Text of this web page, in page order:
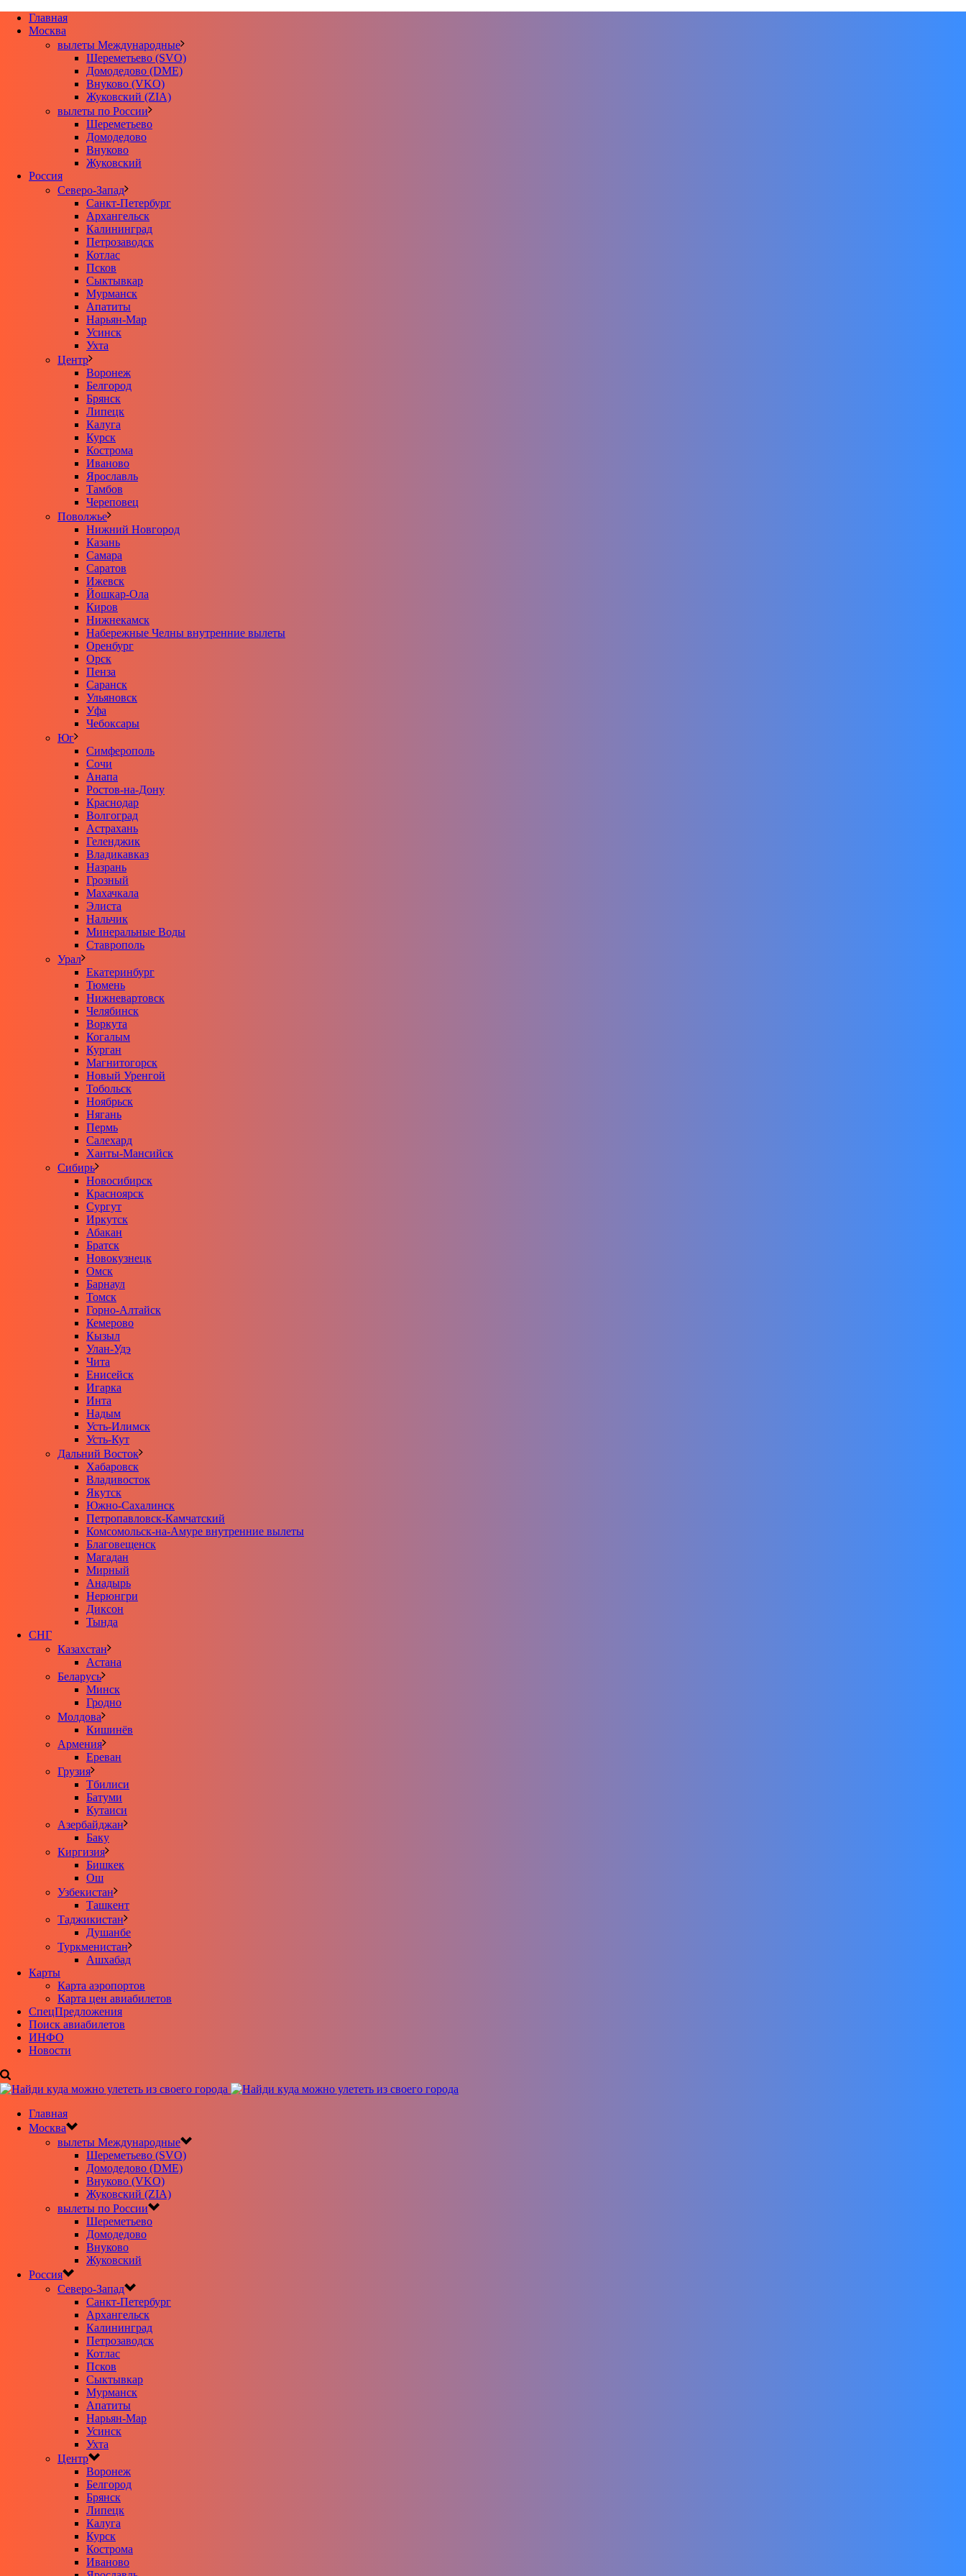
Главная
Москва
вылеты Международные
Шереметьево (SVO)
Домодедово (DME)
Внуково (VKO)
Жуковский (ZIA)
вылеты по России
Шереметьево
Домодедово
Внуково
Жуковский
Россия
Северо-Запад
Санкт-Петербург
Архангельск
Калининград
Петрозаводск
Котлас
Псков
Сыктывкар
Мурманск
Апатиты
Нарьян-Мар
Усинск
Ухта
Центр
Воронеж
Белгород
Брянск
Липецк
Калуга
Курск
Кострома
Иваново
Ярославль
Тамбов
Череповец
Поволжье
Нижний Новгород
Казань
Самара
Саратов
Ижевск
Йошкар-Ола
Киров
Нижнекамск
Набережные Челны внутренние вылеты
Оренбург
Орск
Пенза
Саранск
Ульяновск
Уфа
Чебоксары
Юг
Симферополь
Сочи
Анапа
Ростов-на-Дону
Краснодар
Волгоград
Астрахань
Геленджик
Владикавказ
Назрань
Грозный
Махачкала
Элиста
Нальчик
Минеральные Воды
Ставрополь
Урал
Екатеринбург
Тюмень
Нижневартовск
Челябинск
Воркута
Когалым
Курган
Магнитогорск
Новый Уренгой
Тобольск
Ноябрьск
Нягань
Пермь
Салехард
Ханты-Мансийск
Сибирь
Новосибирск
Красноярск
Сургут
Иркутск
Абакан
Братск
Новокузнецк
Омск
Барнаул
Томск
Горно-Алтайск
Кемерово
Кызыл
Улан-Удэ
Чита
Енисейск
Игарка
Инта
Надым
Усть-Илимск
Усть-Кут
Дальний Восток
Хабаровск
Владивосток
Якутск
Южно-Сахалинск
Петропавловск-Камчатский
Комсомольск-на-Амуре внутренние вылеты
Благовещенск
Магадан
Мирный
Анадырь
Нерюнгри
Диксон
Тында
СНГ
Казахстан
Астана
Беларусь
Минск
Гродно
Молдова
Кишинёв
Армения
Ереван
Грузия
Тбилиси
Батуми
Кутаиси
Азербайджан
Баку
Киргизия
Бишкек
Ош
Узбекистан
Ташкент
Таджикистан
Душанбе
Туркменистан
Ашхабад
Карты
Карта аэропортов
Карта цен авиабилетов
CпецПредложения
Поиск авиабилетов
ИНФО
Новости
Главная
Москва
вылеты Международные
Шереметьево (SVO)
Домодедово (DME)
Внуково (VKO)
Жуковский (ZIA)
вылеты по России
Шереметьево
Домодедово
Внуково
Жуковский
Россия
Северо-Запад
Санкт-Петербург
Архангельск
Калининград
Петрозаводск
Котлас
Псков
Сыктывкар
Мурманск
Апатиты
Нарьян-Мар
Усинск
Ухта
Центр
Воронеж
Белгород
Брянск
Липецк
Калуга
Курск
Кострома
Иваново